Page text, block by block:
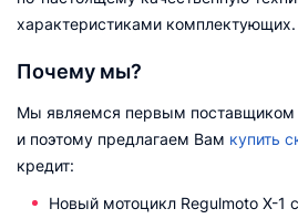
характеристиками комплектующих.
Почему мы?
Мы являемся первым поставщиком
и поэтому предлагаем Вам купить
кредит:
Новый мотоцикл Regulmoto X-1